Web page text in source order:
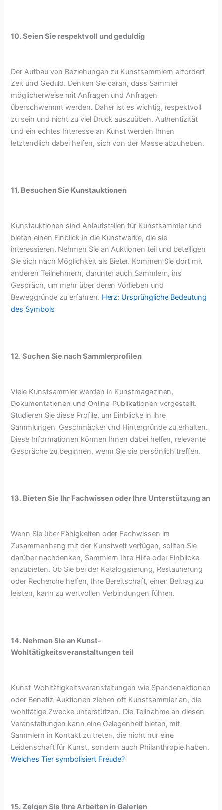
10. Seien Sie respektvoll und geduldig
Der Aufbau von Beziehungen zu Kunstsammlern erfordert
Zeit und Geduld. Denken Sie daran, dass Sammler
möglicherweise mit Anfragen und Anfragen
überschwemmt werden. Daher ist es wichtig, respektvoll
zu sein und nicht zu viel Druck auszuüben. Authentizität
und ein echtes Interesse an Kunst werden Ihnen
letztendlich dabei helfen, sich von der Masse abzuheben.
11. Besuchen Sie Kunstauktionen
Kunstauktionen sind Anlaufstellen für Kunstsammler und
bieten einen Einblick in die Kunstwerke, die sie
interessieren. Nehmen Sie an Auktionen teil und beteiligen
Sie sich nach Möglichkeit als Bieter. Kommen Sie dort mit
anderen Teilnehmern, darunter auch Sammlern, ins
Gespräch, um mehr über deren Vorlieben und
Beweggründe zu erfahren. Herz: Ursprüngliche Bedeutung
des Symbols
12. Suchen Sie nach Sammlerprofilen
Viele Kunstsammler werden in Kunstmagazinen,
Dokumentationen und Online-Publikationen vorgestellt.
Studieren Sie diese Profile, um Einblicke in ihre
Sammlungen, Geschmäcker und Hintergründe zu erhalten.
Diese Informationen können Ihnen dabei helfen, relevante
Gespräche zu beginnen, wenn Sie sie persönlich treffen.
13. Bieten Sie Ihr Fachwissen oder Ihre Unterstützung an
Wenn Sie über Fähigkeiten oder Fachwissen im
Zusammenhang mit der Kunstwelt verfügen, sollten Sie
darüber nachdenken, Sammlern Ihre Hilfe oder Einblicke
anzubieten. Ob Sie bei der Katalogisierung, Restaurierung
oder Recherche helfen, Ihre Bereitschaft, einen Beitrag zu
leisten, kann zu wertvollen Verbindungen führen.
14. Nehmen Sie an Kunst-
Wohltätigkeitsveranstaltungen teil
Kunst-Wohltätigkeitsveranstaltungen wie Spendenaktionen
oder Benefiz-Auktionen ziehen oft Kunstsammler an, die
wohltätige Zwecke unterstützen. Die Teilnahme an diesen
Veranstaltungen kann eine Gelegenheit bieten, mit
Sammlern in Kontakt zu treten, die nicht nur eine
Leidenschaft für Kunst, sondern auch Philanthropie haben.
Welches Tier symbolisiert Freude?
15. Zeigen Sie Ihre Arbeiten in Galerien